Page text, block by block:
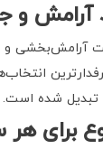
آرامش‌بخشی و
تبدیل شده است.